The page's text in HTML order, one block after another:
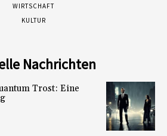
WIRTSCHAFT
KULTUR
Nachrichten
Trost: Eine